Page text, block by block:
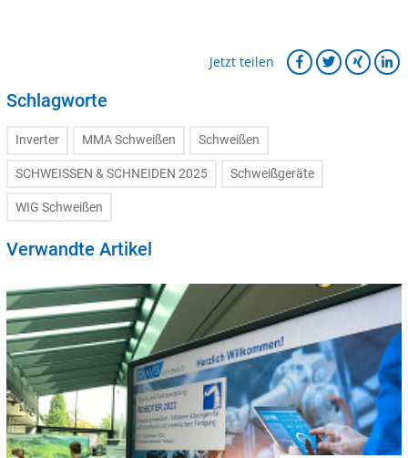
Jetzt teilen
Schlagworte
Inverter MMA Schweißen Schweißen
SCHWEISSEN & SCHNEIDEN 2025 Schweißgeräte
WIG Schweißen
Verwandte Artikel